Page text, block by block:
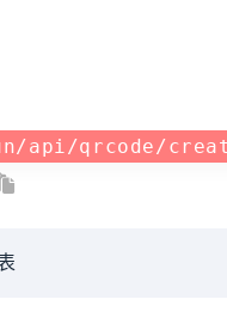
qrcode/